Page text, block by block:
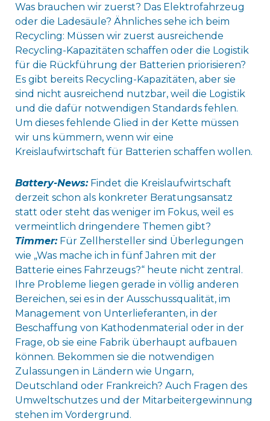
Was brauchen wir zuerst? Das Elektrofahrzeug
oder die Ladesäule? Ähnliches sehe ich beim
Recycling: Müssen wir zuerst ausreichende
Recycling-Kapazitäten schaffen oder die Logistik
für die Rückführung der Batterien priorisieren?
Es gibt bereits Recycling-Kapazitäten, aber sie
sind nicht ausreichend nutzbar, weil die Logistik
und die dafür notwendigen Standards fehlen.
Um dieses fehlende Glied in der Kette müssen
wir uns kümmern, wenn wir eine
Kreislaufwirtschaft für Batterien schaffen wollen.
Battery-News:Findet die Kreislaufwirtschaft
derzeit schon als konkreter Beratungsansatz
statt oder steht das weniger im Fokus, weil es
vermeintlich dringendere Themen gibt?
Timmer:Für Zellhersteller sind Überlegungen
wie „Was mache ich in fünf Jahren mit der
Batterie eines Fahrzeugs?“ heute nicht zentral.
Ihre Probleme liegen gerade in völlig anderen
Bereichen, sei es in der Ausschussqualität, im
Management von Unterlieferanten, in der
Beschaffung von Kathodenmaterial oder in der
Frage, ob sie eine Fabrik überhaupt aufbauen
können. Bekommen sie die notwendigen
Zulassungen in Ländern wie Ungarn,
Deutschland oder Frankreich? Auch Fragen des
Umweltschutzes und der Mitarbeitergewinnung
stehen im Vordergrund.